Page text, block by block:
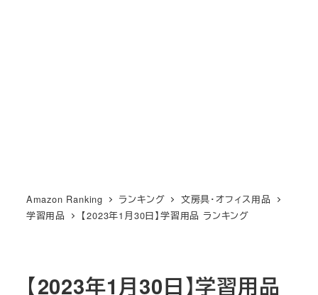
Amazon Ranking ランキング
文房具・オフィス用品
学習用品
【2023年1月30日】学習用品 ランキング
【2023年1月30日】学習用品